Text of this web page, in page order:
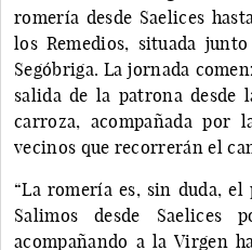
romería desde Saelices
los Remedios, situada
Segóbriga. La jornada
salida de la patrona desde
carroza, acompañada por
vecinos que recorrerán el
“La romería es, sin duda,
Salimos desde Saelices
acompañando a la Virgen